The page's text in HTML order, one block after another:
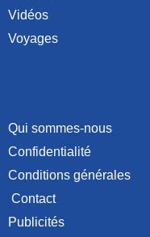
Vidéos
Voyages
Qui sommes-nous
Confidentialité
Conditions générales
Contact
Publicités